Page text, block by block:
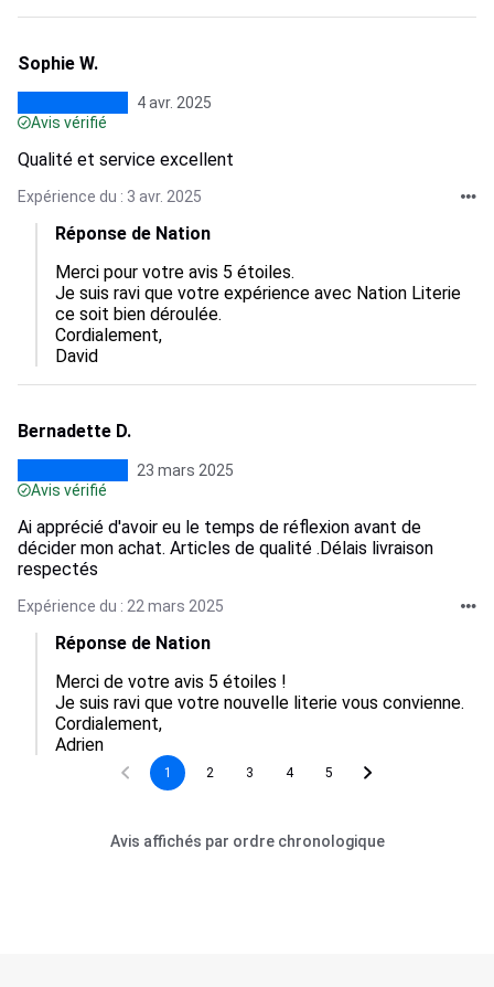
Sophie W.
4 avr. 2025
Avis vérifié
Qualité et service excellent
Expérience du : 3 avr. 2025
Réponse de Nation
Merci pour votre avis 5 étoiles.
Je suis ravi que votre expérience avec Nation Literie
ce soit bien déroulée.
Cordialement,
David
Bernadette D.
23 mars 2025
Avis vérifié
Ai apprécié d'avoir eu le temps de réflexion avant de
décider mon achat. Articles de qualité .Délais livraison
respectés
Expérience du : 22 mars 2025
Réponse de Nation
Merci de votre avis 5 étoiles !
Je suis ravi que votre nouvelle literie vous convienne.
Cordialement,
Adrien
1 2 3 4 5
Avis affichés par ordre chronologique